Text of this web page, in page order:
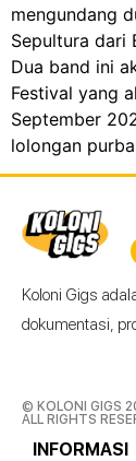
mengundang
Sepultura dari
Dua band ini
Festival yang
September
lolongan
Koloni Gigs
dokumentasi,
© KOLONI GIGS
ALL RIGHTS
INFORMASI